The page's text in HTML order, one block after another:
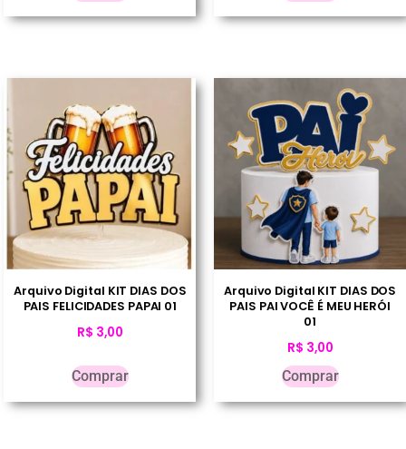
Arquivo Digital KIT DIAS DOS
PAIS FELICIDADES PAPAI 01
R$ 3,00
Comprar
Arquivo Digital KIT DIAS DOS
PAIS PAI VOCÊ É MEU HERÓI
01
R$ 3,00
Comprar